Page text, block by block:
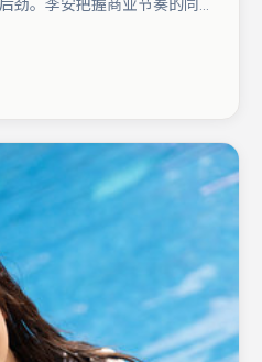
劲。李安把握商业节奏的同时
弗等，角色动机前后呼应，
。节奏紧凑、反转有度，值得